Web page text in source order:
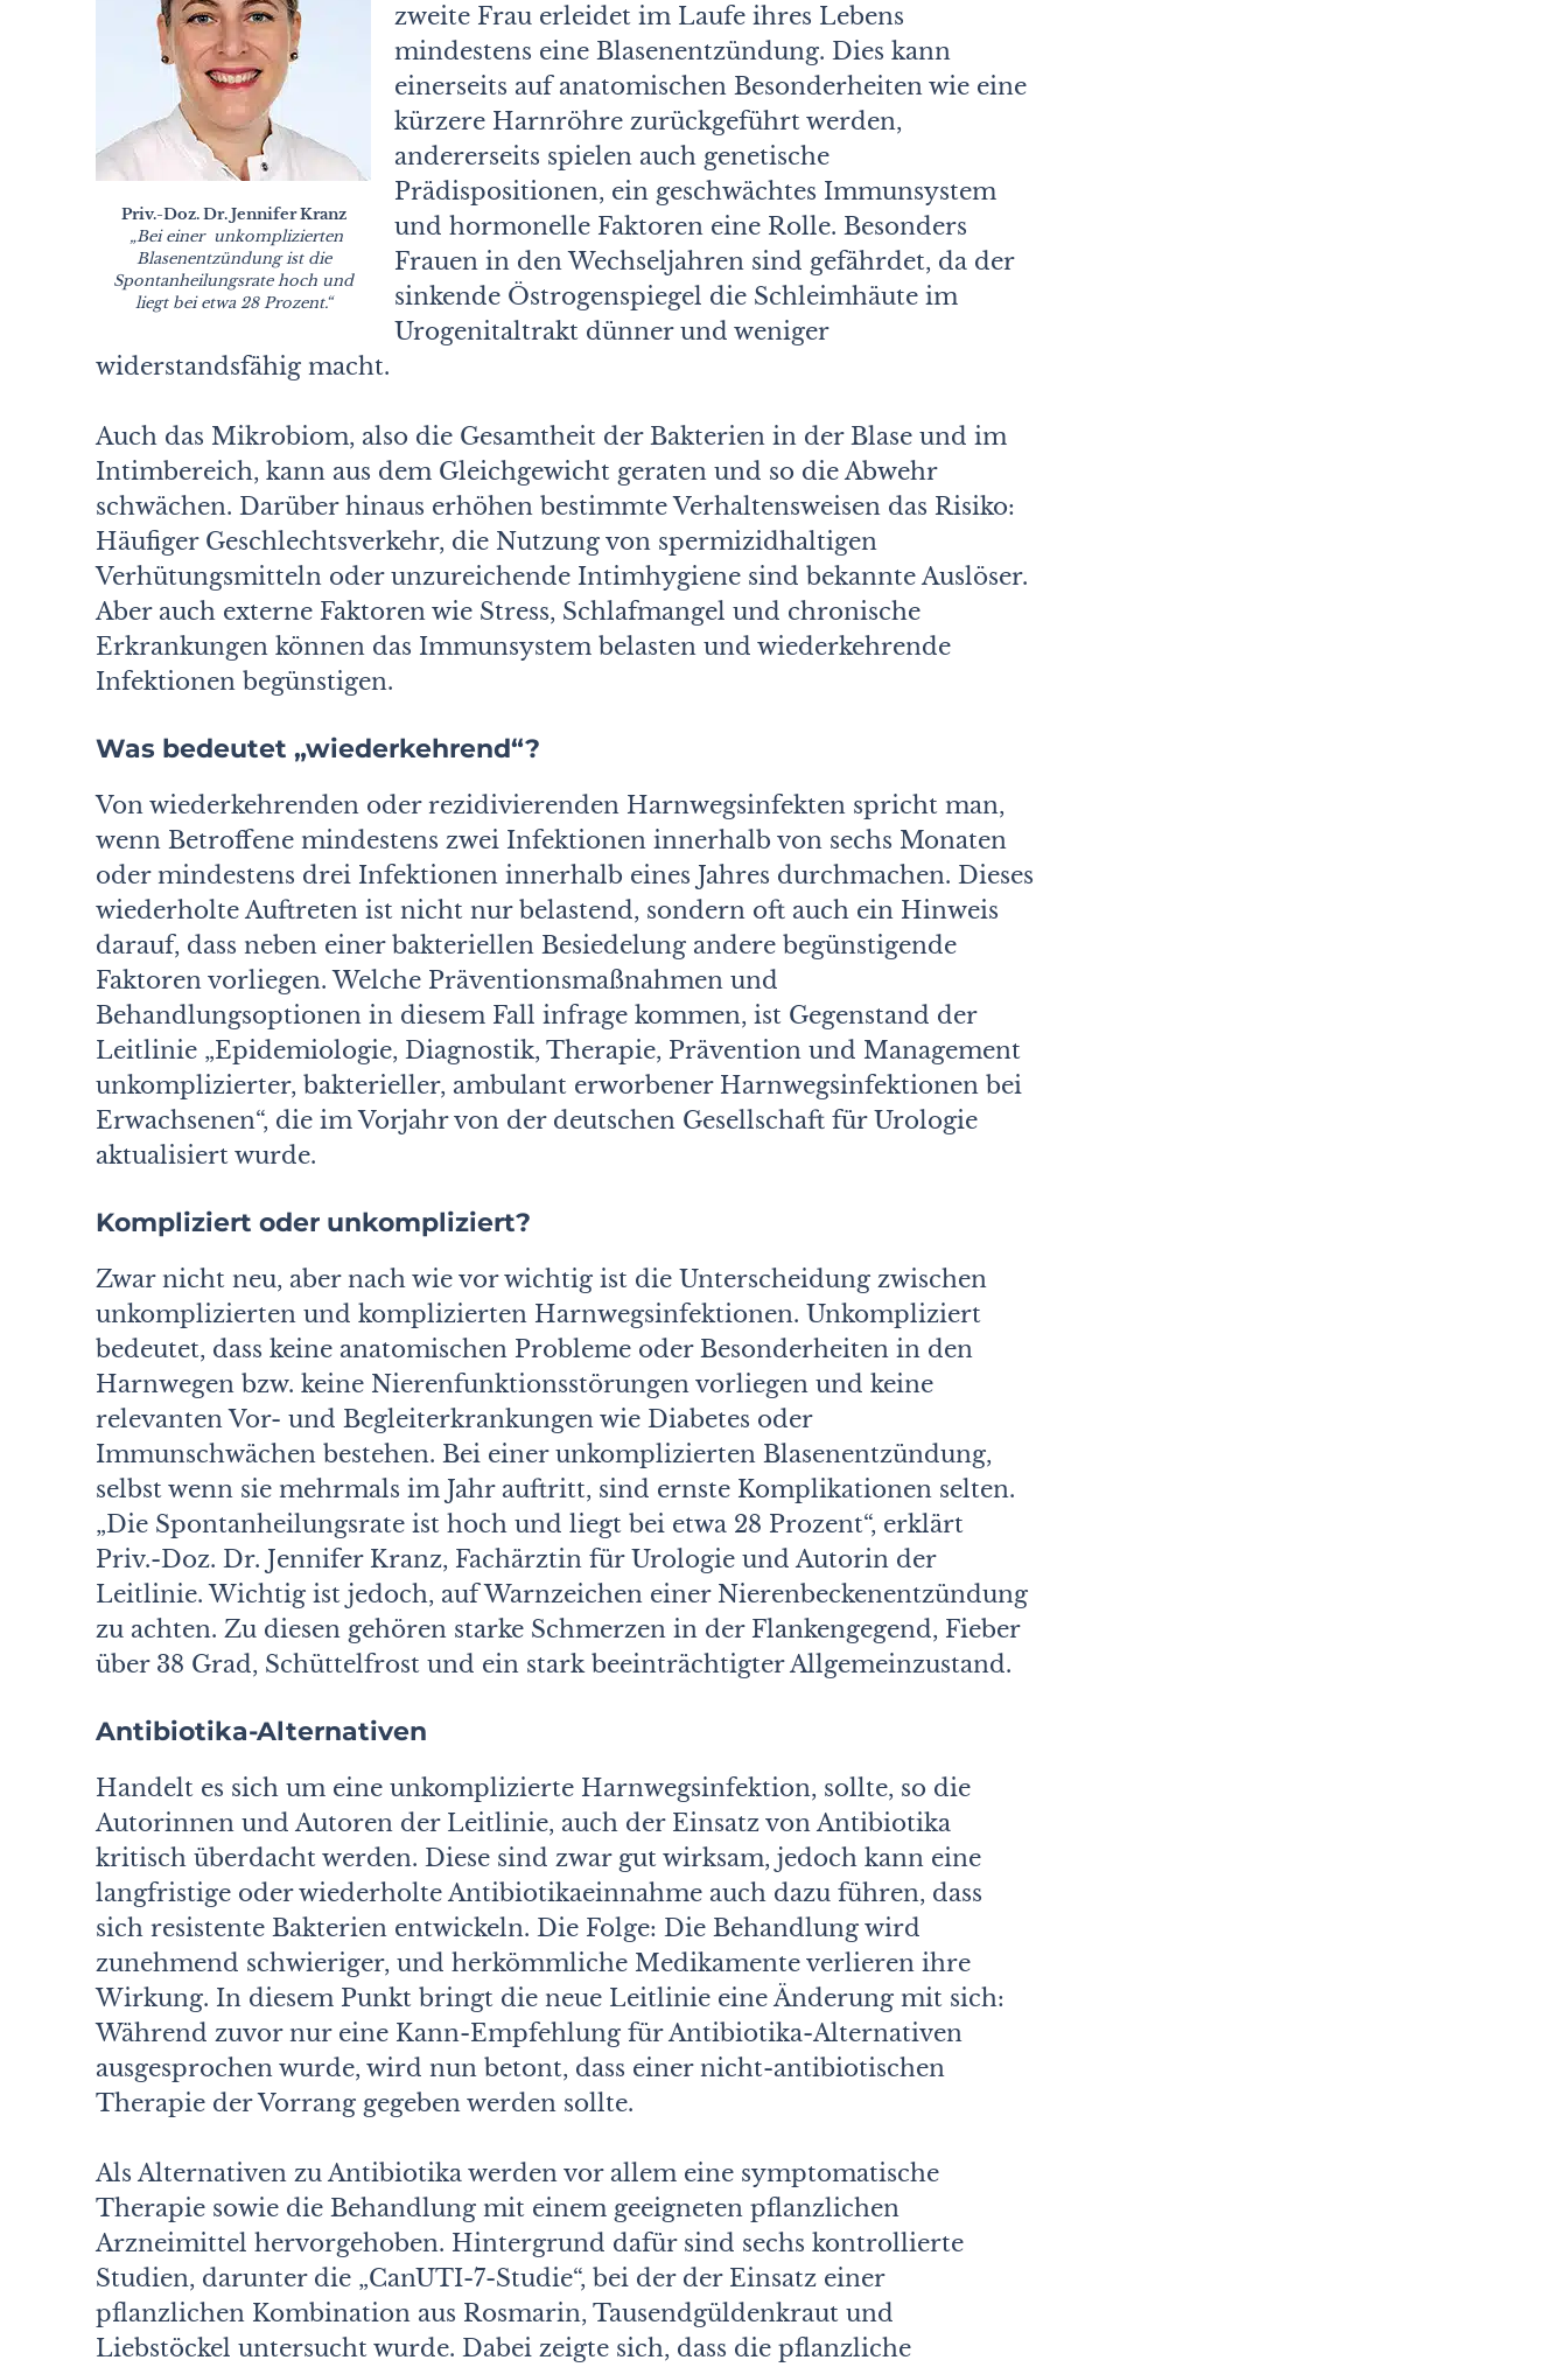
Priv.-Doz. Dr. Jennifer Kranz
„Bei einer unkomplizierten
Blasenentzündung ist die
Spontanheilungsrate hoch und
liegt bei etwa 28 Prozent.“
zweite Frau erleidet im Laufe ihres Lebens
mindestens eine Blasenentzündung. Dies kann
einerseits auf anatomischen Besonderheiten wie eine
kürzere Harnröhre zurückgeführt werden,
andererseits spielen auch genetische
Prädispositionen, ein geschwächtes Immunsystem
und hormonelle Faktoren eine Rolle. Besonders
Frauen in den Wechseljahren sind gefährdet, da der
sinkende Östrogenspiegel die Schleimhäute im
Urogenitaltrakt dünner und weniger
widerstandsfähig macht.
Auch das Mikrobiom, also die Gesamtheit der Bakterien in der Blase und im
Intimbereich, kann aus dem Gleichgewicht geraten und so die Abwehr
schwächen. Darüber hinaus erhöhen bestimmte Verhaltensweisen das Risiko:
Häufiger Geschlechtsverkehr, die Nutzung von spermizidhaltigen
Verhütungsmitteln oder unzureichende Intimhygiene sind bekannte Auslöser.
Aber auch externe Faktoren wie Stress, Schlafmangel und chronische
Erkrankungen können das Immunsystem belasten und wiederkehrende
Infektionen begünstigen.
Was bedeutet „wiederkehrend“?
Von wiederkehrenden oder rezidivierenden Harnwegsinfekten spricht man,
wenn Betroffene mindestens zwei Infektionen innerhalb von sechs Monaten
oder mindestens drei Infektionen innerhalb eines Jahres durchmachen. Dieses
wiederholte Auftreten ist nicht nur belastend, sondern oft auch ein Hinweis
darauf, dass neben einer bakteriellen Besiedelung andere begünstigende
Faktoren vorliegen. Welche Präventionsmaßnahmen und
Behandlungsoptionen in diesem Fall infrage kommen, ist Gegenstand der
Leitlinie „Epidemiologie, Diagnostik, Therapie, Prävention und Management
unkomplizierter, bakterieller, ambulant erworbener Harnwegsinfektionen bei
Erwachsenen“, die im Vorjahr von der deutschen Gesellschaft für Urologie
aktualisiert wurde.
Kompliziert oder unkompliziert?
Zwar nicht neu, aber nach wie vor wichtig ist die Unterscheidung zwischen
unkomplizierten und komplizierten Harnwegsinfektionen. Unkompliziert
bedeutet, dass keine anatomischen Probleme oder Besonderheiten in den
Harnwegen bzw. keine Nierenfunktionsstörungen vorliegen und keine
relevanten Vor- und Begleiterkrankungen wie Diabetes oder
Immunschwächen bestehen. Bei einer unkomplizierten Blasenentzündung,
selbst wenn sie mehrmals im Jahr auftritt, sind ernste Komplikationen selten.
„Die Spontanheilungsrate ist hoch und liegt bei etwa 28 Prozent“, erklärt
Priv.-Doz. Dr. Jennifer Kranz, Fachärztin für Urologie und Autorin der
Leitlinie. Wichtig ist jedoch, auf Warnzeichen einer Nierenbeckenentzündung
zu achten. Zu diesen gehören starke Schmerzen in der Flankengegend, Fieber
über 38 Grad, Schüttelfrost und ein stark beeinträchtigter Allgemeinzustand.
Antibiotika-Alternativen
Handelt es sich um eine unkomplizierte Harnwegsinfektion, sollte, so die
Autorinnen und Autoren der Leitlinie, auch der Einsatz von Antibiotika
kritisch überdacht werden. Diese sind zwar gut wirksam, jedoch kann eine
langfristige oder wiederholte Antibiotika­einnahme auch dazu führen, dass
sich resistente Bakterien entwickeln. Die Folge: Die Behandlung wird
zunehmend schwieriger, und herkömmliche Medikamente verlieren ihre
Wirkung. In diesem Punkt bringt die neue Leitlinie eine Änderung mit sich:
Während zuvor nur eine Kann-Empfehlung für Antibiotika-Alternativen
ausgesprochen wurde, wird nun betont, dass einer nicht-antibiotischen
Therapie der Vorrang gegeben werden sollte.
Als Alternativen zu Antibiotika werden vor allem eine symptomatische
Therapie sowie die Behandlung mit einem geeigneten pflanzlichen
Arzneimittel hervorgehoben. Hintergrund dafür sind sechs kontrollierte
Studien, darunter die „CanUTI-7-Studie“, bei der der Einsatz einer
pflanzlichen Kombination aus Rosmarin, Tausendgüldenkraut und
Liebstöckel untersucht wurde. Dabei zeigte sich, dass die pflanzliche